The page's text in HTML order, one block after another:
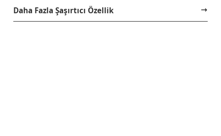
Daha Fazla Şaşırtıcı Özellik